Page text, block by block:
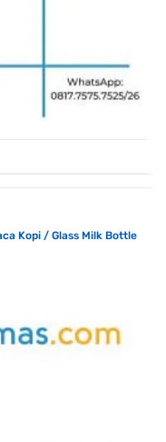
Kopi / Glass Milk Bottle